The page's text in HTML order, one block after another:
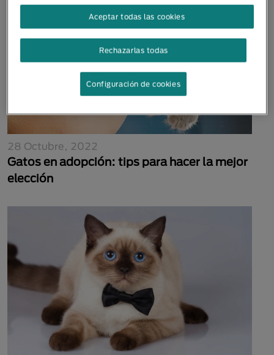
28 Octubre, 2022
Gatos en adopción: tips para hacer la mejor
elección
Rechazarlas todas
Aceptar todas las cookies
Configuración de cookies